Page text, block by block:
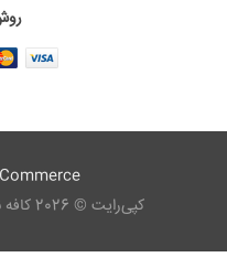
کپی‌رایت © 2026 کافه نقره. کلیه حقوق محفوظ است.